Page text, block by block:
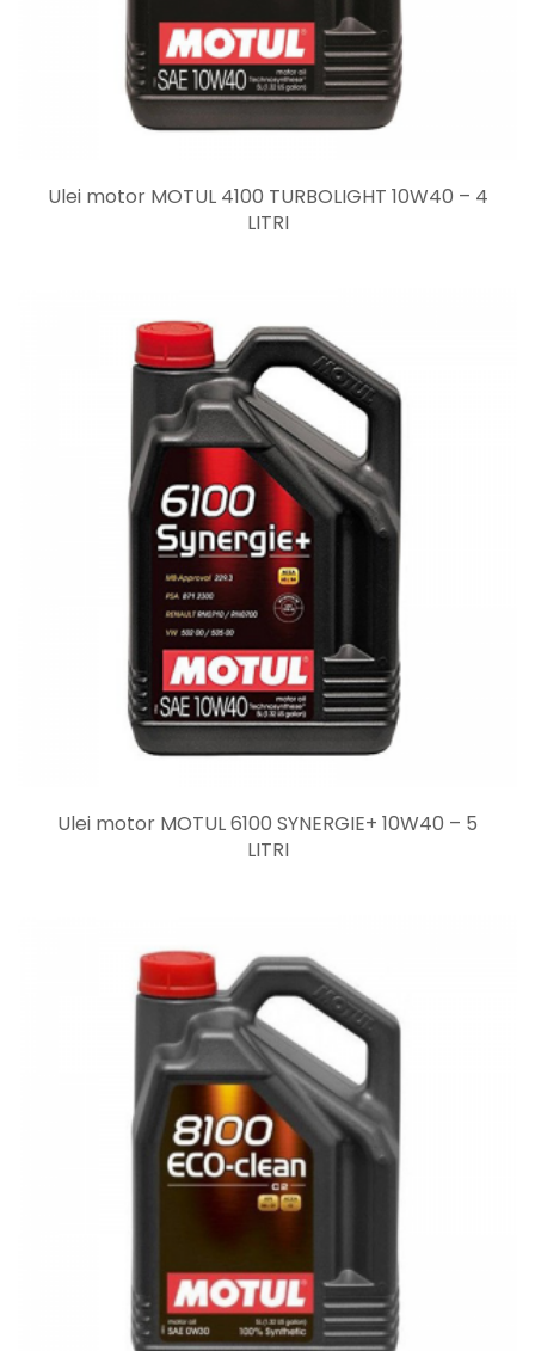
Ulei motor MOTUL 4100 TURBOLIGHT 10W40 – 4
LITRI
Ulei motor MOTUL 6100 SYNERGIE+ 10W40 – 5
LITRI